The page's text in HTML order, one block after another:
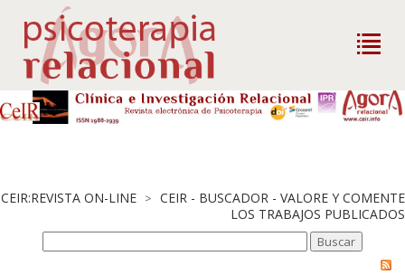
CEIR:REVISTA ON-LINE > CEIR - BUSCADOR - VALORE Y COMENTE
LOS TRABAJOS PUBLICADOS